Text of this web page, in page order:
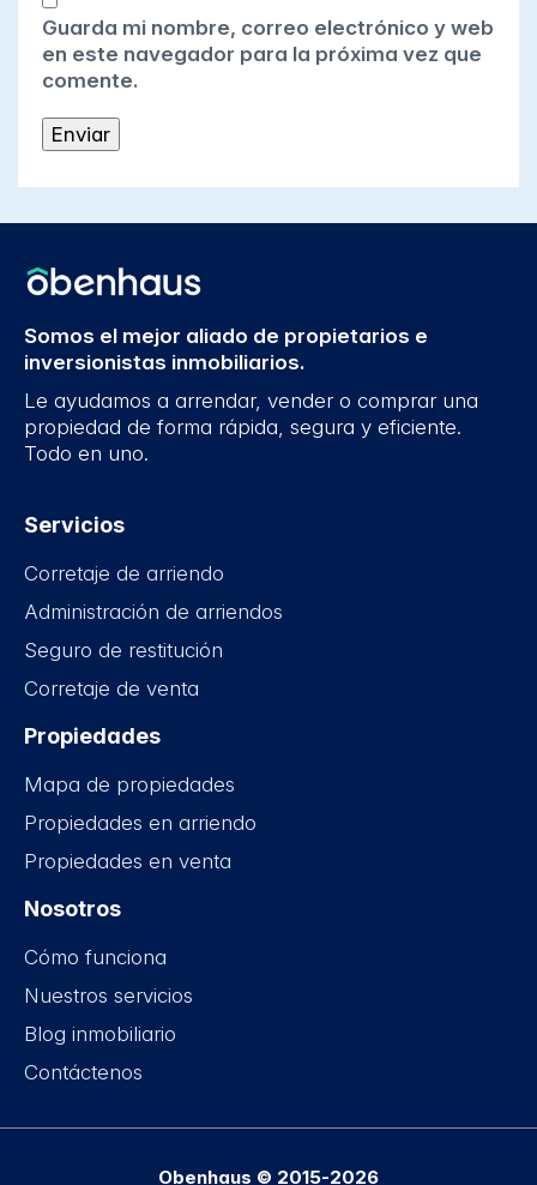
Guarda mi nombre, correo electrónico y web
en este navegador para la próxima vez que
comente.
Somos el mejor aliado de propietarios e
inversionistas inmobiliarios.
Le ayudamos a arrendar, vender o comprar una
propiedad de forma rápida, segura y eficiente.
Todo en uno.
Servicios
Corretaje de arriendo
Administración de arriendos
Seguro de restitución
Corretaje de venta
Propiedades
Mapa de propiedades
Propiedades en arriendo
Propiedades en venta
Nosotros
Cómo funciona
Nuestros servicios
Blog inmobiliario
Contáctenos
Obenhaus © 2015-2026